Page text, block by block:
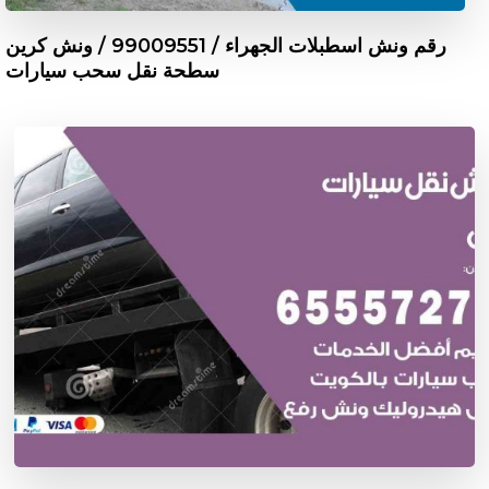
رقم ونش اسطبلات الجهراء / 99009551‬ / ونش كرين
سطحة نقل سحب سيارات